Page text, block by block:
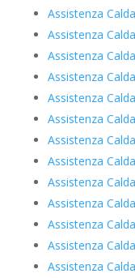
Assistenza
Assistenza
Assistenza
Assistenza
Assistenza
Assistenza
Assistenza
Assistenza
Assistenza
Assistenza
Assistenza
Assistenza
Assistenza